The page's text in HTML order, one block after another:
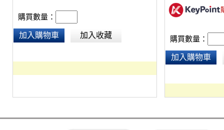
購買數量：
加入購物車 加入收藏 購買數量：
加入購物車